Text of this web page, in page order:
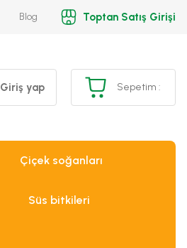
Blog Toptan Satış Girişi
Giriş yap Sepetim :
Çiçek soğanları
Süs bitkileri